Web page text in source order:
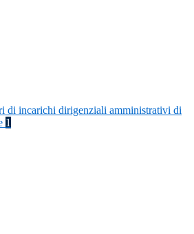
di incarichi dirigenziali amministrativi di
1